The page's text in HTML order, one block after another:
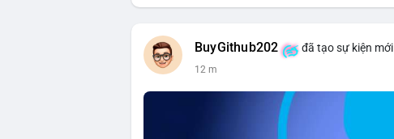
BuyGithub202 đã tạo sự kiện mới
12 m